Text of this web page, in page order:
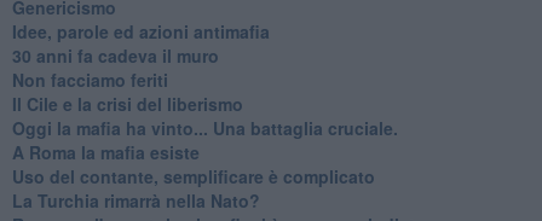
Genericismo
Idee, parole ed azioni antimafia
30 anni fa cadeva il muro
Non facciamo feriti
Il Cile e la crisi del liberismo
Oggi la mafia ha vinto... Una battaglia cruciale.
A Roma la mafia esiste
Uso del contante, semplificare è complicato
La Turchia rimarrà nella Nato?